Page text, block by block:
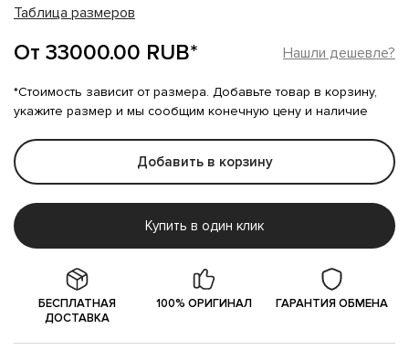
Таблица размеров
От 33000.00 RUB* Нашли дешевле?
*Стоимость зависит от размера. Добавьте товар в корзину,
укажите размер и мы сообщим конечную цену и наличие
Добавить в корзину
Купить в один клик
БЕСПЛАТНАЯ
ДОСТАВКА
100% ОРИГИНАЛ ГАРАНТИЯ ОБМЕНА